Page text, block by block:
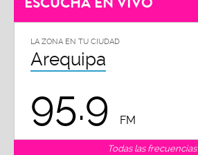
LA ZONA EN TU CIUDAD
Arequipa
95.9 FM
Todas las frecuencias